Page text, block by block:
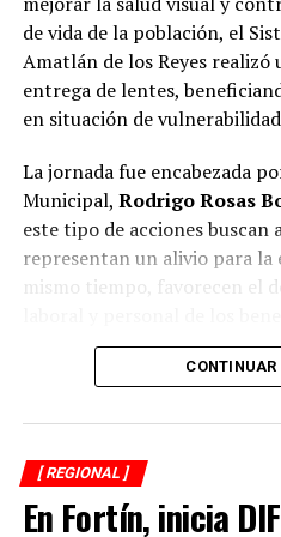
bienestar animal coinciden
tienen la obligación de
deambulen libremente por
advierten que ello no
permanentemente
La Ley de Protección a los
Veracruz tiene como
trato digno y evitar el
animales.
diversos actos de maltrato y
mantener a un perro atado
Por ello, ciudadanos
enfocarse en exigir la
de vida de la población, el
Amatlán de los Reyes
entrega de lentes,
en situación de
La jornada fue encabezada
Municipal, Rodrigo Rosas
este tipo de acciones buscan
representan un alivio para
mismo tiempo, favorecen el
Durante la campaña fueron
mayores, quienes
valoraciones visuales para
adecuada y recibir lentes
CONTINUAR
[ REGIONAL ]
En Fortín, inicia